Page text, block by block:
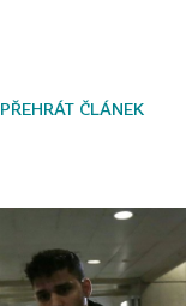
PŘEHRÁT ČLÁNEK